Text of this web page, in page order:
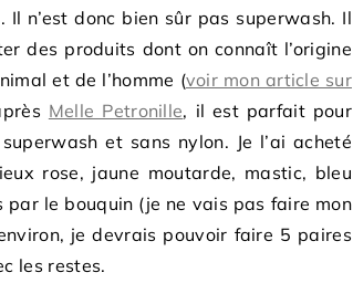
n’est donc bien sûr pas superwash. Il
des produits dont on connaît l’origine
et de l’homme (voir mon article sur
Melle Petronille, il est parfait pour
et sans nylon. Je l’ai acheté
rose, jaune moutarde, mastic, bleu
par le bouquin (je ne vais pas faire mon
je devrais pouvoir faire 5 paires
les restes.